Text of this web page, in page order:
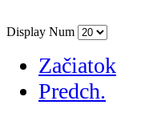
Display Num
Začiatok
Predch.